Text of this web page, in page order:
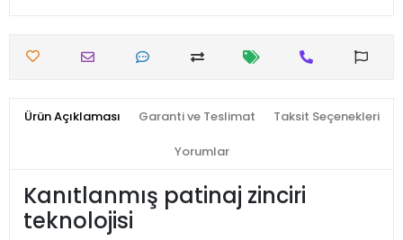
Ürün Açıklaması Garanti ve Teslimat Taksit Seçenekleri
Yorumlar
Kanıtlanmış patinaj zinciri
teknolojisi